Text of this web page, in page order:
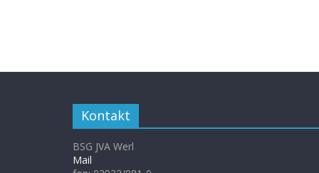
Kontakt
BSG JVA Werl
Mail